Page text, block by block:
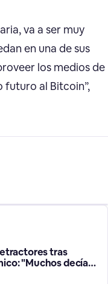
va a ser muy
en una de sus
los medios de
al Bitcoin”,
tras
"Muchos decían